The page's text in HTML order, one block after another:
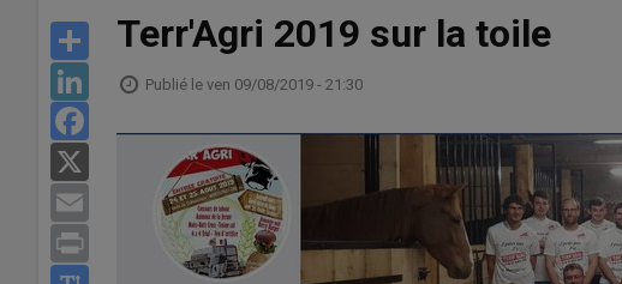
LinkedIn
Terr'Agri 2019 sur la toile
Publié le ven 09/08/2019 - 21:30